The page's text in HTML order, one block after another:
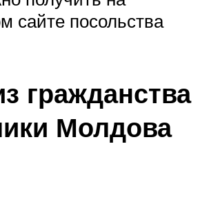
сайте посольства
гражданства
Молдова